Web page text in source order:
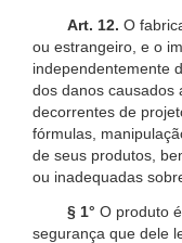
Art. 12. O
ou estrangeiro, e o
independentemente
dos danos causados
decorrentes de
fórmulas,
de seus produtos,
ou inadequadas
§ 1° O produto
segurança que dele